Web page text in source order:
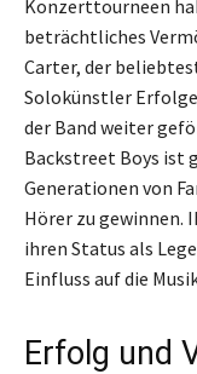
Konzerttourneen
beträchtliches
Carter, der
Solokünstler
der Band weiter
Backstreet Boys ist
Generationen von
Hörer zu
ihren Status als
Einfluss auf die
Erfolg und